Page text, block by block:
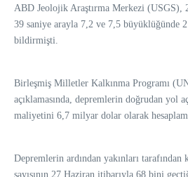
ABD Jeolojik Araştırma Merkezi (USGS),
39 saniye arayla 7,2 ve 7,5 büyüklüğünde
bildirmişti.
Birleşmiş Milletler Kalkınma Programı
açıklamasında, depremlerin doğrudan yol
maliyetini 6,7 milyar dolar olarak
Depremlerin ardından yakınları
sayısının 27 Haziran itibarıyla 68 bini